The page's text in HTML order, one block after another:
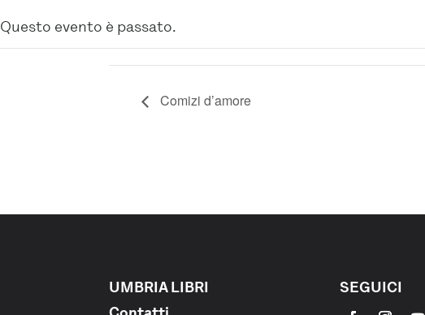
Questo evento è passato.
Comizi d’amore
UMBRIA LIBRI
SEGUICI